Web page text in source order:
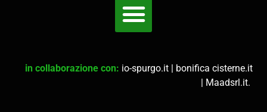
in collaborazione con: io-spurgo.it | bonifica cisterne.it
| Maadsrl.it.